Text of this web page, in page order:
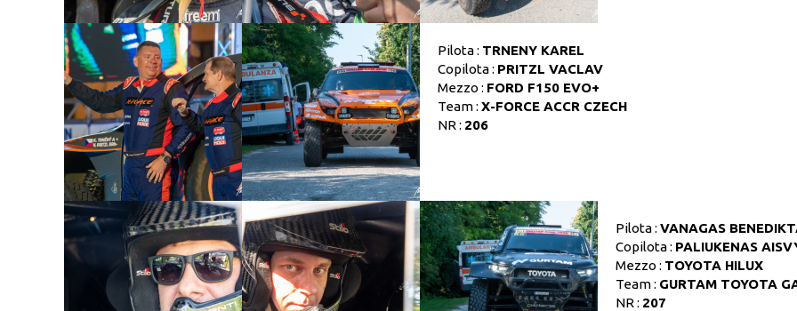
Pilota : TRNENY KAREL
Copilota : PRITZL VACLAV
Mezzo : FORD F150 EVO+
Team : X-FORCE ACCR CZECH
NR : 206
Pilota : VANAGAS
Copilota : PALIUKENAS
Mezzo : TOYOTA HILUX
Team : GURTAM TOYOTA
NR : 207